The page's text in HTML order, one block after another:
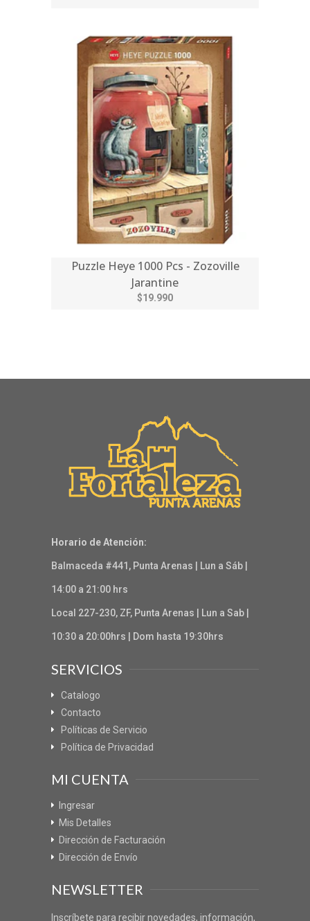
Puzzle Heye 1000 Pcs - Zozoville
Jarantine
$19.990
Horario de Atención:
Balmaceda #441, Punta Arenas | Lun a Sáb |
14:00 a 21:00 hrs
Local 227-230, ZF, Punta Arenas | Lun a Sab |
10:30 a 20:00hrs | Dom hasta 19:30hrs
SERVICIOS
Catalogo
Contacto
Políticas de Servicio
Política de Privacidad
MI CUENTA
Ingresar
Mis Detalles
Dirección de Facturación
Dirección de Envío
NEWSLETTER
Inscríbete para recibir novedades, información,